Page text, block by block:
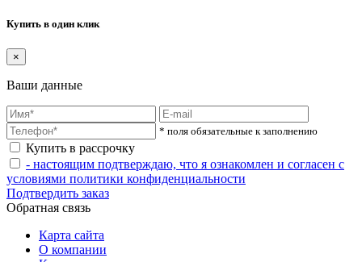
Купить в один клик
×
Ваши данные
* поля обязательные к заполнению
Купить в рассрочку
- настоящим подтверждаю, что я ознакомлен и согласен с
условиями политики конфиденциальности
Подтвердить заказ
Обратная связь
Карта сайта
О компании